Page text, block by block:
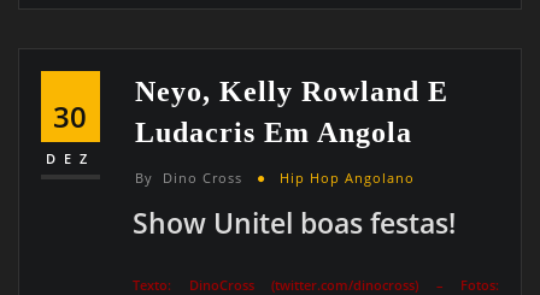
30
DEZ
Neyo, Kelly Rowland E
Ludacris Em Angola
By Dino Cross Hip Hop Angolano
Show Unitel boas festas!
Texto: DinoCross (twitter.com/dinocross) – Fotos: